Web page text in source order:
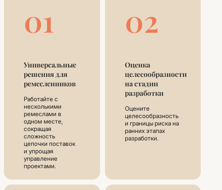
01
Универсальные
решения для
ремесленников
Работайте с
несколькими
ремеслами в
одном месте,
сокращая
сложность
цепочки поставок
и упрощая
управление
проектами.
02
Оценка
целесообразности
на стадии
разработки
Оцените
целесообразность
и границы риска на
ранних этапах
разработки.